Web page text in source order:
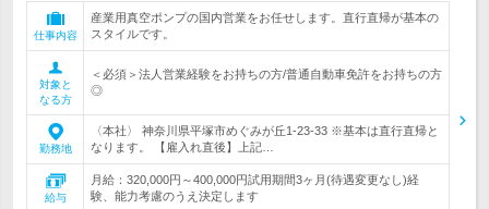
仕事内容
産業用真空ポンプの国内営業をお任せします。直行直帰が基本の
スタイルです。
対象と
なる方
＜必須＞法人営業経験をお持ちの方/普通自動車免許をお持ちの方
◎
勤務地
〈本社〉 神奈川県平塚市めぐみが丘1-23-33 ※基本は直行直帰と
なります。 【雇入れ直後】上記…
給与
月給：320,000円～400,000円試用期間3ヶ月(待遇変更なし)経
験、能力考慮のうえ決定します